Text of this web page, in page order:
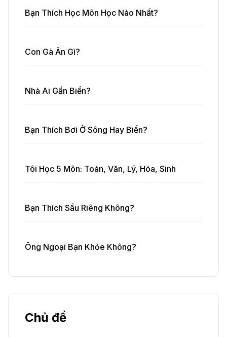
Bạn Thích Học Môn Học Nào Nhất?
Con Gà Ăn Gì?
Nhà Ai Gần Biển?
Bạn Thích Bơi Ở Sông Hay Biển?
Tôi Học 5 Môn: Toán, Văn, Lý, Hóa, Sinh
Bạn Thích Sầu Riêng Không?
Ông Ngoại Bạn Khỏe Không?
Chủ đề